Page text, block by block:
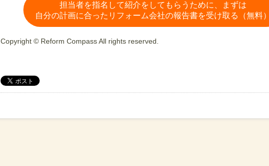
担当者を指名して紹介をしてもらうために、まずは
自分の計画に合ったリフォーム会社の報告書を受け取る（無料）
Copyright © Reform Compass All rights reserved.